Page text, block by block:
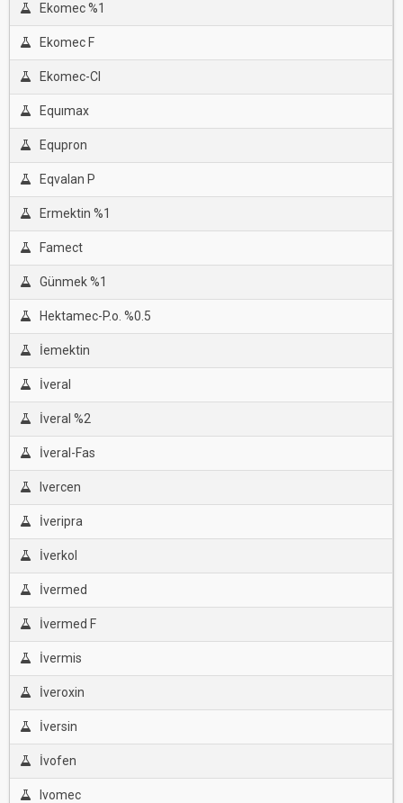
Ekomec %1
Ekomec F
Ekomec-Cl
Equımax
Equpron
Eqvalan P
Ermektin %1
Famect
Günmek %1
Hektamec-P.o. %0.5
İemektin
İveral
İveral %2
İveral-Fas
Ivercen
İveripra
İverkol
İvermed
İvermed F
İvermis
İveroxin
İversin
İvofen
Ivomec